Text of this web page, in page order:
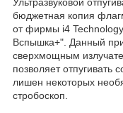
бюджетная копия
от фирмы i4
Вспышка+". Данный
сверхмощным
позволяет отпугивать
лишен некоторых
стробоскоп.